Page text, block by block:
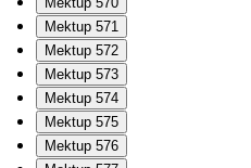
Mektup 571
Mektup 572
Mektup 573
Mektup 574
Mektup 575
Mektup 576